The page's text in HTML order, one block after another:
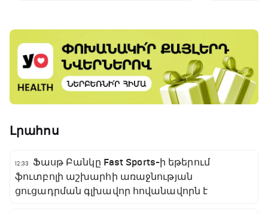
Լրահոս
12:33
Ֆասթ Բանկը Fast Sports-ի եթերում
ֆուտբոլի աշխարհի առաջնության
ցուցադրման գլխավոր հովանավորն է